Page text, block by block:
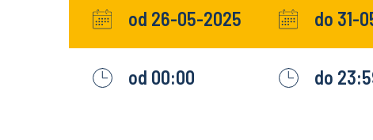
od 26-05-2025
od 00:00
do 31-
do